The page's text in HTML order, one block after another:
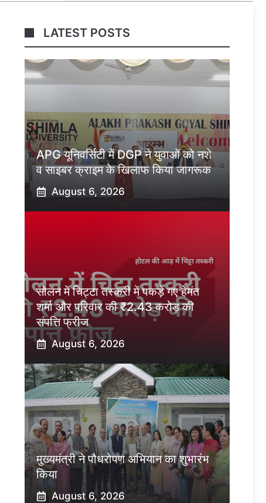
LATEST POSTS
APG यूनिवर्सिटी में DGP ने युवाओं को नशे
व साइबर क्राइम के खिलाफ किया जागरूक
August 6, 2026
सोलन में चिट्टा तस्करी में पकड़े गए हेमंत
शर्मा और परिवार की ₹2.43 करोड़ की
संपत्ति फ्रीज
August 6, 2026
मुख्यमंत्री ने पौधरोपण अभियान का शुभारंभ
किया
August 6, 2026